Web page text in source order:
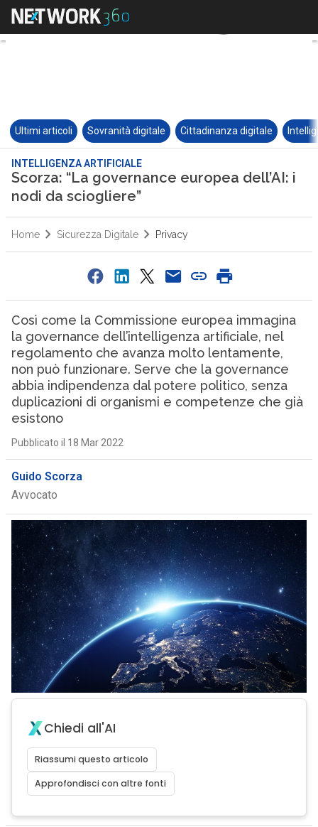
Ultimi articoli Sovranità digitale Cittadinanza digitale
INTELLIGENZA ARTIFICIALE
Scorza: “La governance europea dell’AI: i
nodi da sciogliere”
Home Sicurezza Digitale Privacy
Così come la Commissione europea immagina
la governance dell’intelligenza artificiale, nel
regolamento che avanza molto lentamente,
non può funzionare. Serve che la governance
abbia indipendenza dal potere politico, senza
duplicazioni di organismi e competenze che già
esistono
Pubblicato il 18 Mar 2022
Guido Scorza
Avvocato
Chiedi all'AI
Riassumi questo articolo
Approfondisci con altre fonti